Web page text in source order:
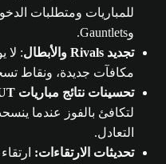
للمباريات ومتطلبات
وGauntlets.
تجديد Rivals والأبطال
: لا
مكافآت جديدة، ونقاط
تحسينات نتائج مباريات FUT:
لتكافئ بالفوز عندما
التعادل.
تحديثات الارتقاءات: